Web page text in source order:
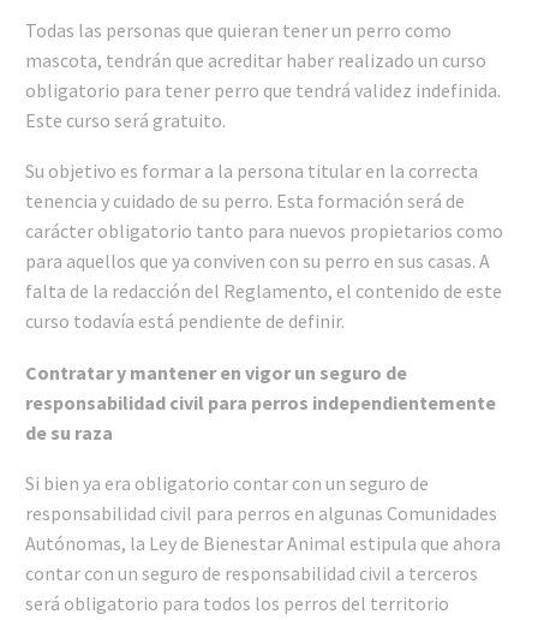
Todas las personas que quieran tener un perro como
mascota, tendrán que acreditar haber realizado un curso
obligatorio para tener perro que tendrá validez indefinida.
Este curso será gratuito.
Su objetivo es formar a la persona titular en la correcta
tenencia y cuidado de su perro. Esta formación será de
carácter obligatorio tanto para nuevos propietarios como
para aquellos que ya conviven con su perro en sus casas. A
falta de la redacción del Reglamento, el contenido de este
curso todavía está pendiente de definir.
Contratar y mantener en vigor un seguro de
responsabilidad civil para perros independientemente
de su raza
Si bien ya era obligatorio contar con un seguro de
responsabilidad civil para perros en algunas Comunidades
Autónomas, la Ley de Bienestar Animal estipula que ahora
contar con un seguro de responsabilidad civil a terceros
será obligatorio para todos los perros del territorio